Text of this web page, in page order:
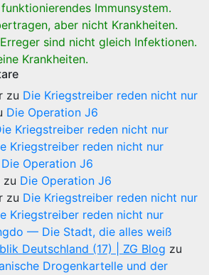
Immunsystem.
aber nicht Krankheiten.
sind nicht gleich Infektionen.
Krankheiten.
zu Die Kriegstreiber reden nicht nur
Die Operation J6
Kriegstreiber reden nicht nur
Kriegstreiber reden nicht nur
Die Operation J6
zu Die Operation J6
zu Die Kriegstreiber reden nicht nur
Kriegstreiber reden nicht nur
— Die Stadt, die alles weiß
Deutschland (17) | ZG Blog zu
Drogenkartelle und der